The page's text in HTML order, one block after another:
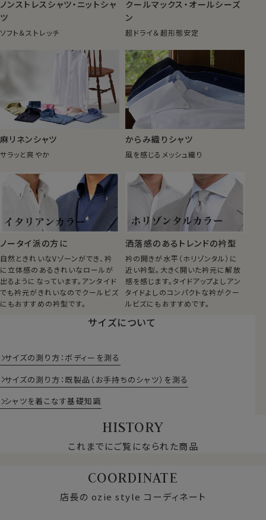
ノンストレスシャツ・ニットシャ
ツ
ソフト＆ストレッチ
クールマックス・オールシーズ
ン
超ドライ＆超形態安定
麻リネンシャツ
サラッと爽やか
からみ織りシャツ
風を感じるメッシュ織り
ノータイ派の方に
自然ときれいなVゾーンができ、衿
に立体感のあるきれいなロールが
出るようになっています。アンタイド
でも衿元がきれいなのでクールビズ
にもおすすめの衿型です。
洒落感のあるトレンドの衿型
衿の開きが水平（ホリゾンタル）に
近い衿型。大きく開いた衿元に解放
感を感じます。タイドアップよしアン
タイドよしのコンパクトな衿がクー
ルビズにもおすすめです。
サイズについて
サイズの測り方：ボディーを測る
サイズの測り方：既製品（お手持ちのシャツ）を測る
シャツを着こなす基礎知識
HISTORY
これまでにご覧になられた商品
COORDINATE
店長の ozie style コーディネート